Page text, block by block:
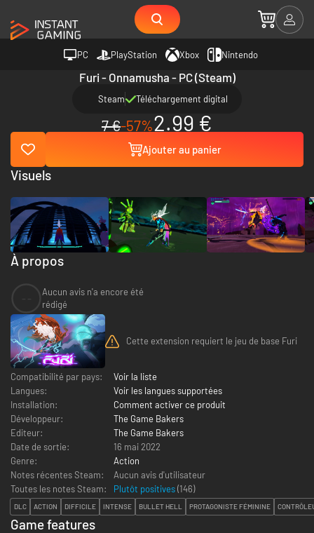
PC PlayStation Xbox Nintendo
Furi - Onnamusha - PC (Steam)
Steam Téléchargement digital
7 €-57%2.99 €
Ajouter au panier
À propos
Aucun avis n'a encore été
rédigé
Cette extension requiert le jeu de base Furi
Compatibilité par pays:
Voir la liste
Langues:
Voir les langues supportées
Installation:
Comment activer ce produit
Développeur:
The Game Bakers
Editeur:
The Game Bakers
Date de sortie:
16 mai 2022
Genre:
Action
Notes récentes Steam:
Aucun avis d'utilisateur
Toutes les notes Steam:
Plutôt positives(146)
DLC ACTION DIFFICILE INTENSE BULLET HELL PROTAGONISTE FÉMININE
Visuels
Game features